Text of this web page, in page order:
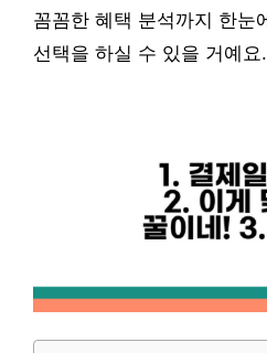
꼼꼼한 혜택 분석까지 한눈
선택을 하실 수 있을 거예요.